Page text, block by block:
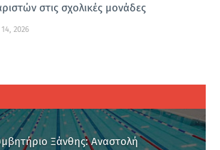
στις σχολικές μονάδες
14, 2026
Ξάνθης: Αναστολή